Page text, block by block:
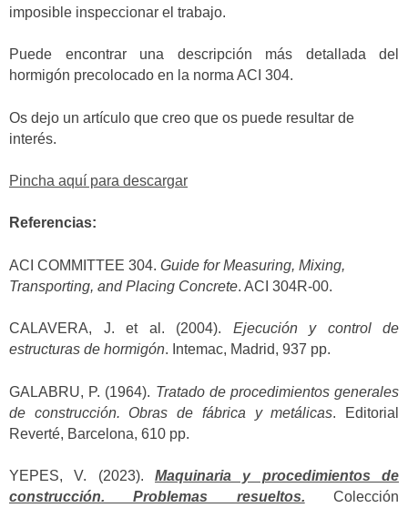
imposible inspeccionar el trabajo.
Puede encontrar una descripción más detallada del
hormigón precolocado en la norma ACI 304.
Os dejo un artículo que creo que os puede resultar de
interés.
Pincha aquí para descargar
Referencias:
ACI COMMITTEE 304. Guide for Measuring, Mixing,
Transporting, and Placing Concrete. ACI 304R-00.
CALAVERA, J. et al. (2004). Ejecución y control de
estructuras de hormigón. Intemac, Madrid, 937 pp.
GALABRU, P. (1964). Tratado de procedimientos generales
de construcción. Obras de fábrica y metálicas. Editorial
Reverté, Barcelona, 610 pp.
YEPES, V. (2023). Maquinaria y procedimientos de
construcción. Problemas resueltos. Colección